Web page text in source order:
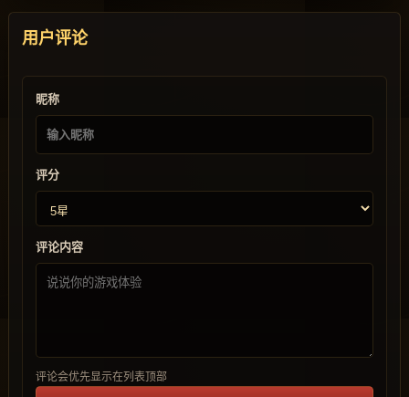
用户评论
昵称
评分
评论内容
评论会优先显示在列表顶部